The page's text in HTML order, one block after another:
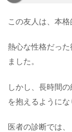
この友人は、本格
熱心な性格だっ
ました。
しかし、長時間
を抱えるようにな
医者の診断では